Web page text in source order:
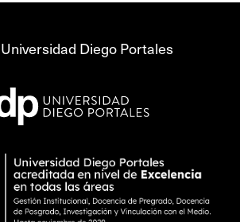
Diego Portales